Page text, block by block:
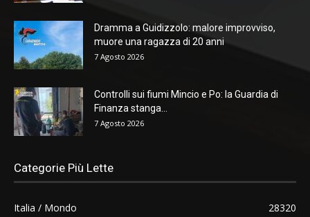
Dramma a Guidizzolo: malore improvviso,
muore una ragazza di 20 anni
7 Agosto 2026
Controlli sui fiumi Mincio e Po: la Guardia di
Finanza stanga...
7 Agosto 2026
Categorie Più Lette
Italia / Mondo
28320